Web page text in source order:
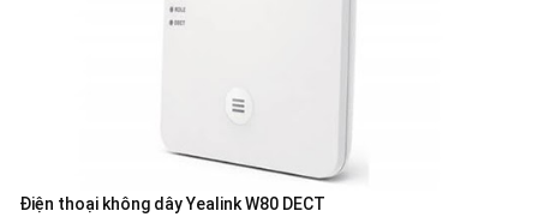
Điện thoại không dây Yealink W80 DECT